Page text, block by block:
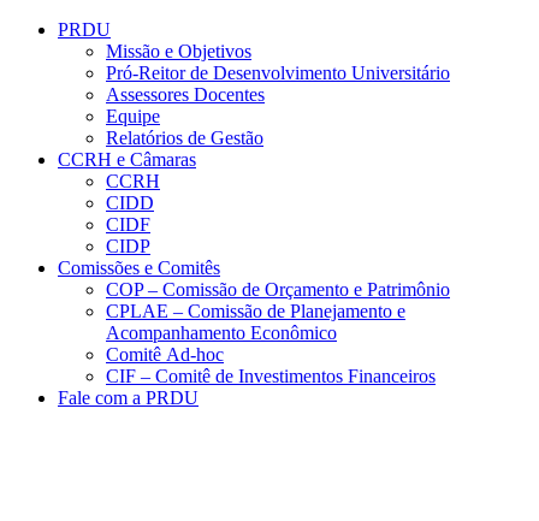
Conteúdo principal
PRDU
Missão e Objetivos
Pró-Reitor de Desenvolvimento Universitário
Assessores Docentes
Equipe
Relatórios de Gestão
CCRH e Câmaras
CCRH
CIDD
CIDF
CIDP
Comissões e Comitês
COP – Comissão de Orçamento e Patrimônio
CPLAE – Comissão de Planejamento e
Acompanhamento Econômico
Comitê Ad-hoc
CIF – Comitê de Investimentos Financeiros
Fale com a PRDU